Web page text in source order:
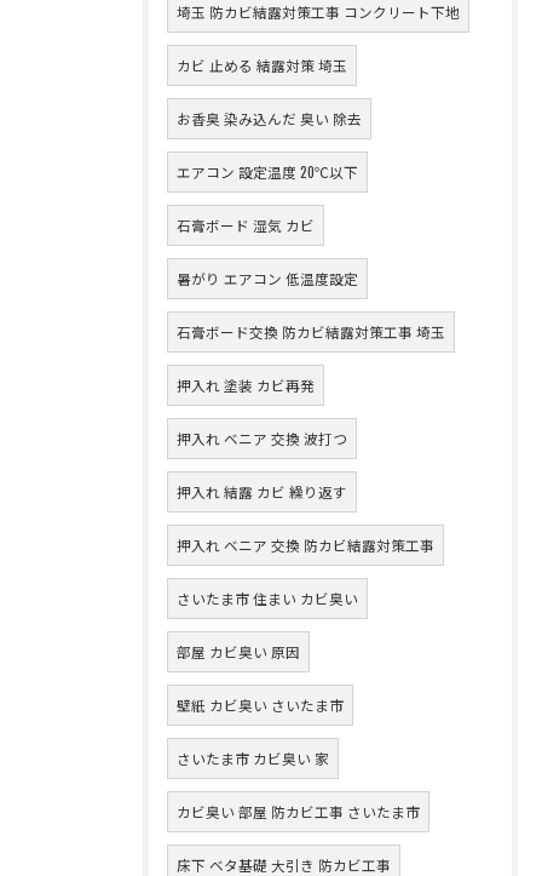
埼玉 防カビ結露対策工事 コンクリート下地
カビ 止める 結露対策 埼玉
お香臭 染み込んだ 臭い 除去
エアコン 設定温度 20℃以下
石膏ボード 湿気 カビ
暑がり エアコン 低温度設定
石膏ボード交換 防カビ結露対策工事 埼玉
押入れ 塗装 カビ再発
押入れ ベニア 交換 波打つ
押入れ 結露 カビ 繰り返す
押入れ ベニア 交換 防カビ結露対策工事
さいたま市 住まい カビ臭い
部屋 カビ臭い 原因
壁紙 カビ臭い さいたま市
さいたま市 カビ臭い 家
カビ臭い 部屋 防カビ工事 さいたま市
床下 ベタ基礎 大引き 防カビ工事